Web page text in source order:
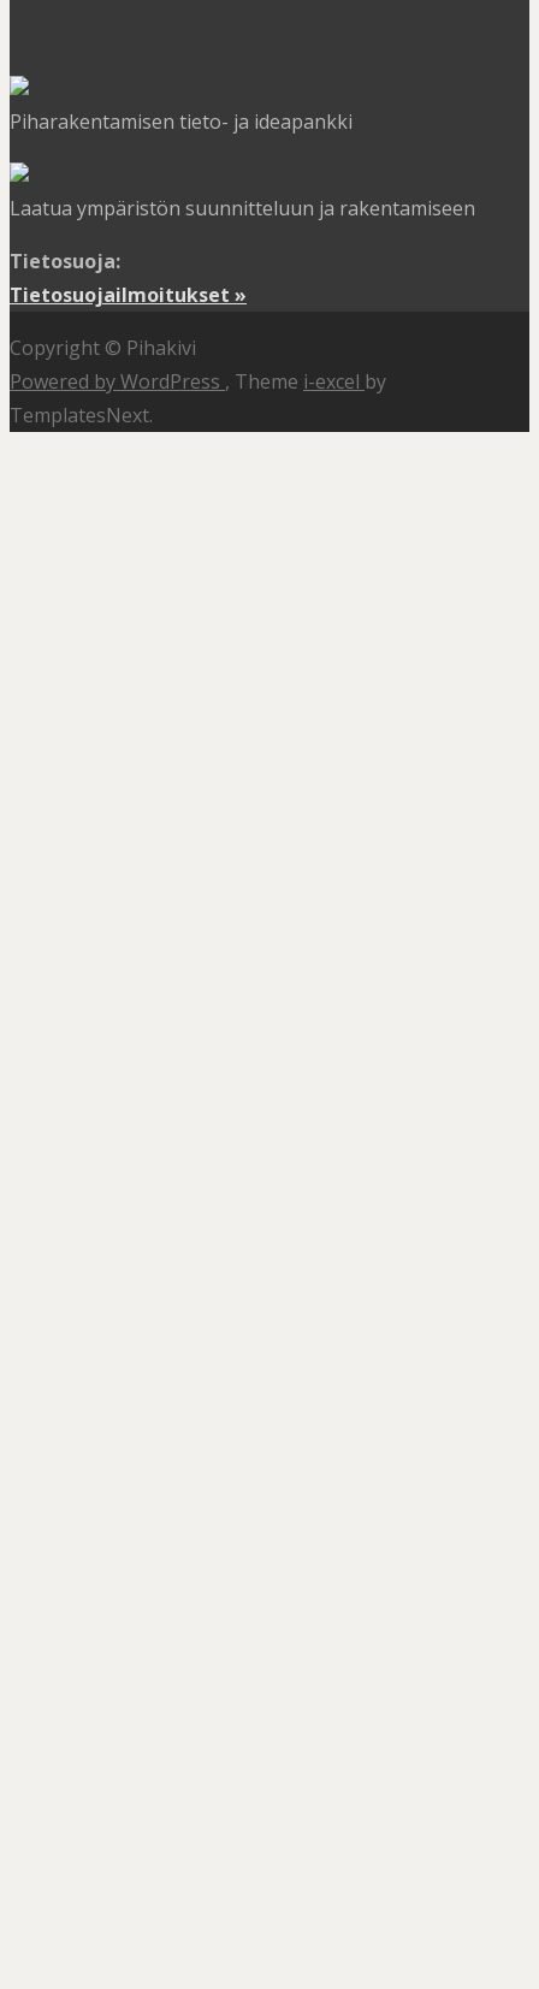
Piharakentamisen tieto- ja ideapankki
Laatua ympäristön suunnitteluun ja rakentamiseen
Tietosuoja:
Tietosuojailmoitukset »
Copyright © Pihakivi
Powered by WordPress , Theme i-excel by
TemplatesNext.